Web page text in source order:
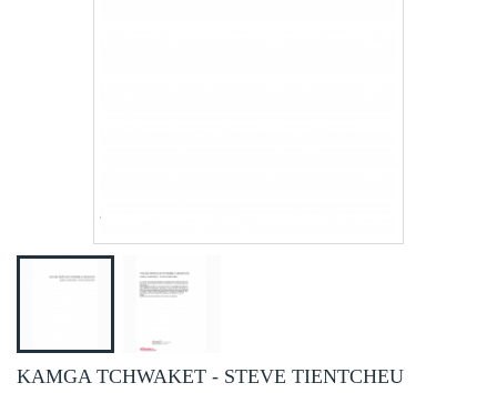
KAMGA TCHWAKET - STEVE TIENTCHEU